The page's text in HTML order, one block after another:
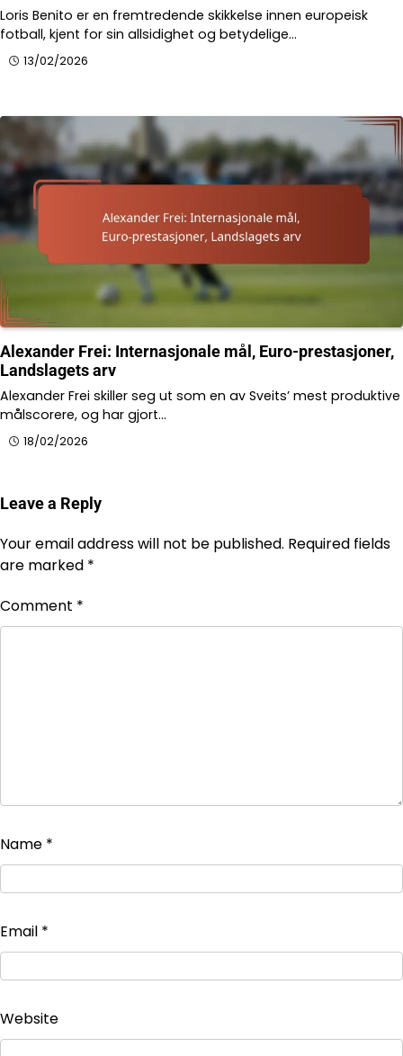
Loris Benito er en fremtredende skikkelse innen europeisk
fotball, kjent for sin allsidighet og betydelige…
13/02/2026
Alexander Frei: Internasjonale mål, Euro-prestasjoner,
Landslagets arv
Alexander Frei skiller seg ut som en av Sveits’ mest produktive
målscorere, og har gjort…
18/02/2026
Leave a Reply
Your email address will not be published. Required fields
are marked *
Comment *
Name *
Email *
Website